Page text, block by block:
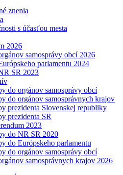
znenia
s účasťou mesta
2026
samosprávy obcí 2026
parlamentu 2024
SR 2023
do orgánov samosprávy obcí
do orgánov samosprávnych krajov
prezidenta Slovenskej republiky
prezidenta SR
2023
do NR SR 2020
do Európskeho parlamentu
do orgánov samosprávy obcí
samosprávnych krajov 2026